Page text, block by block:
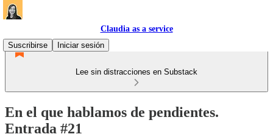
Claudia as a service
Suscribirse
Iniciar sesión
Lee sin distracciones en Substack
En el que hablamos de pendientes.
Entrada #21